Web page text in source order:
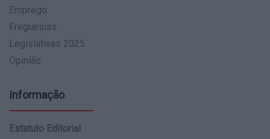
Emprego
Freguesias
Legislativas 2025
Opinião
Informação
Estatuto Editorial